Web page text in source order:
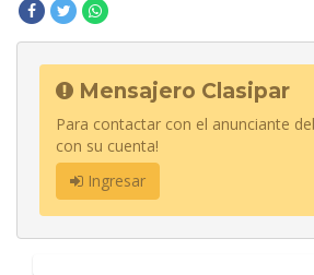
Mensajero Clasipar
Para contactar con el anunciante
con su cuenta!
Ingresar